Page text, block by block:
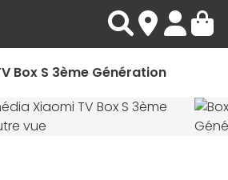
Box S 3ème Génération